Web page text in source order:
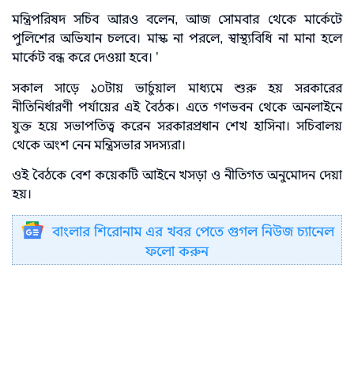
মন্ত্রিপরিষদ সচিব আরও বলেন, আজ সোমবার থেকে মার্কেটে
পুলিশের অভিযান চলবে। মাস্ক না পরলে, স্বাস্থ্যবিধি না মানা হলে
মার্কেট বন্ধ করে দেওয়া হবে। ’
সকাল সাড়ে ১০টায় ভার্চুয়াল মাধ্যমে শুরু হয় সরকারের
নীতিনির্ধারণী পর্যায়ের এই বৈঠক। এতে গণভবন থেকে অনলাইনে
যুক্ত হয়ে সভাপতিত্ব করেন সরকারপ্রধান শেখ হাসিনা। সচিবালয়
থেকে অংশ নেন মন্ত্রিসভার সদস্যরা।
ওই বৈঠকে বেশ কয়েকটি আইনে খসড়া ও নীতিগত অনুমোদন দেয়া
হয়।
বাংলার শিরোনাম এর খবর পেতে গুগল নিউজ চ্যানেল
ফলো করুন